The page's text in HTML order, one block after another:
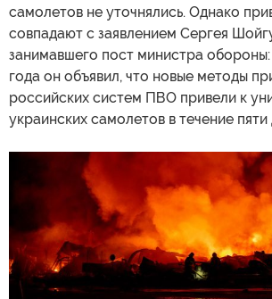
самолетов не уточнялись. Однако
совпадают с заявлением Сергея
занимавшего пост министра
года он объявил, что новые методы
российских систем ПВО привели к
украинских самолетов в течение пяти